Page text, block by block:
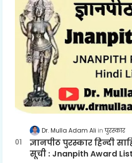
Dr. Mulla Adam Ali पुरस्कार
ज्ञानपीठ पुरस्कार हिन्दी
सूची : Jnanpith Award List